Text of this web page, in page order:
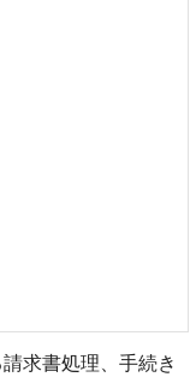
求書処理、手続き